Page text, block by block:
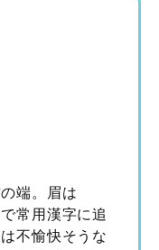
端。眉は
常用漢字に追
不愉快そうな